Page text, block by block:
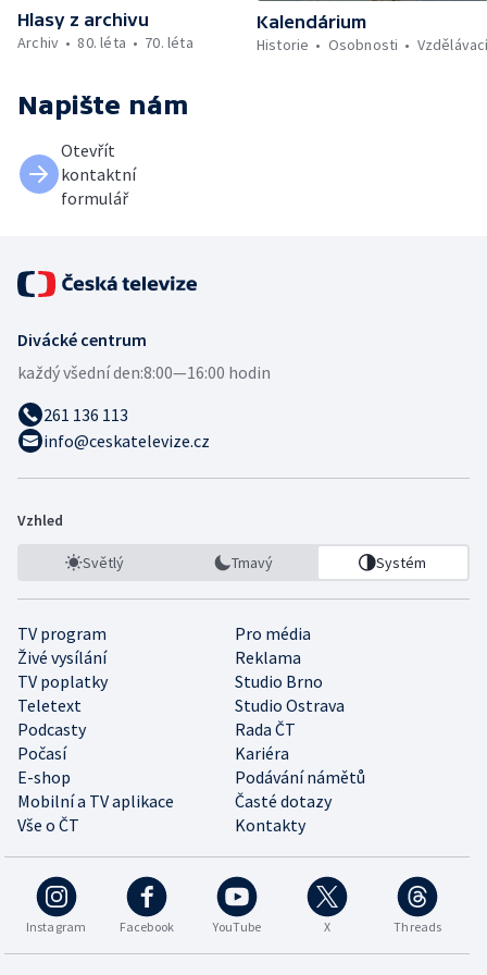
Hlasy z archivu
Archiv
80. léta 70. léta
Kalendárium
Historie
Osobnosti
Napište nám
Otevřít
kontaktní
formulář
Divácké centrum
každý všední den:8:00—16:00 hodin
261 136 113
info@ceskatelevize.cz
Vzhled
Světlý Tmavý Systém
TV program
Pro média
Živé vysílání
Reklama
TV poplatky
Studio Brno
Teletext
Studio Ostrava
Podcasty
Rada ČT
Počasí
Kariéra
E-shop
Podávání námětů
Mobilní a TV aplikace
Časté dotazy
Vše o ČT
Kontakty
Instagram Facebook YouTube X Threads